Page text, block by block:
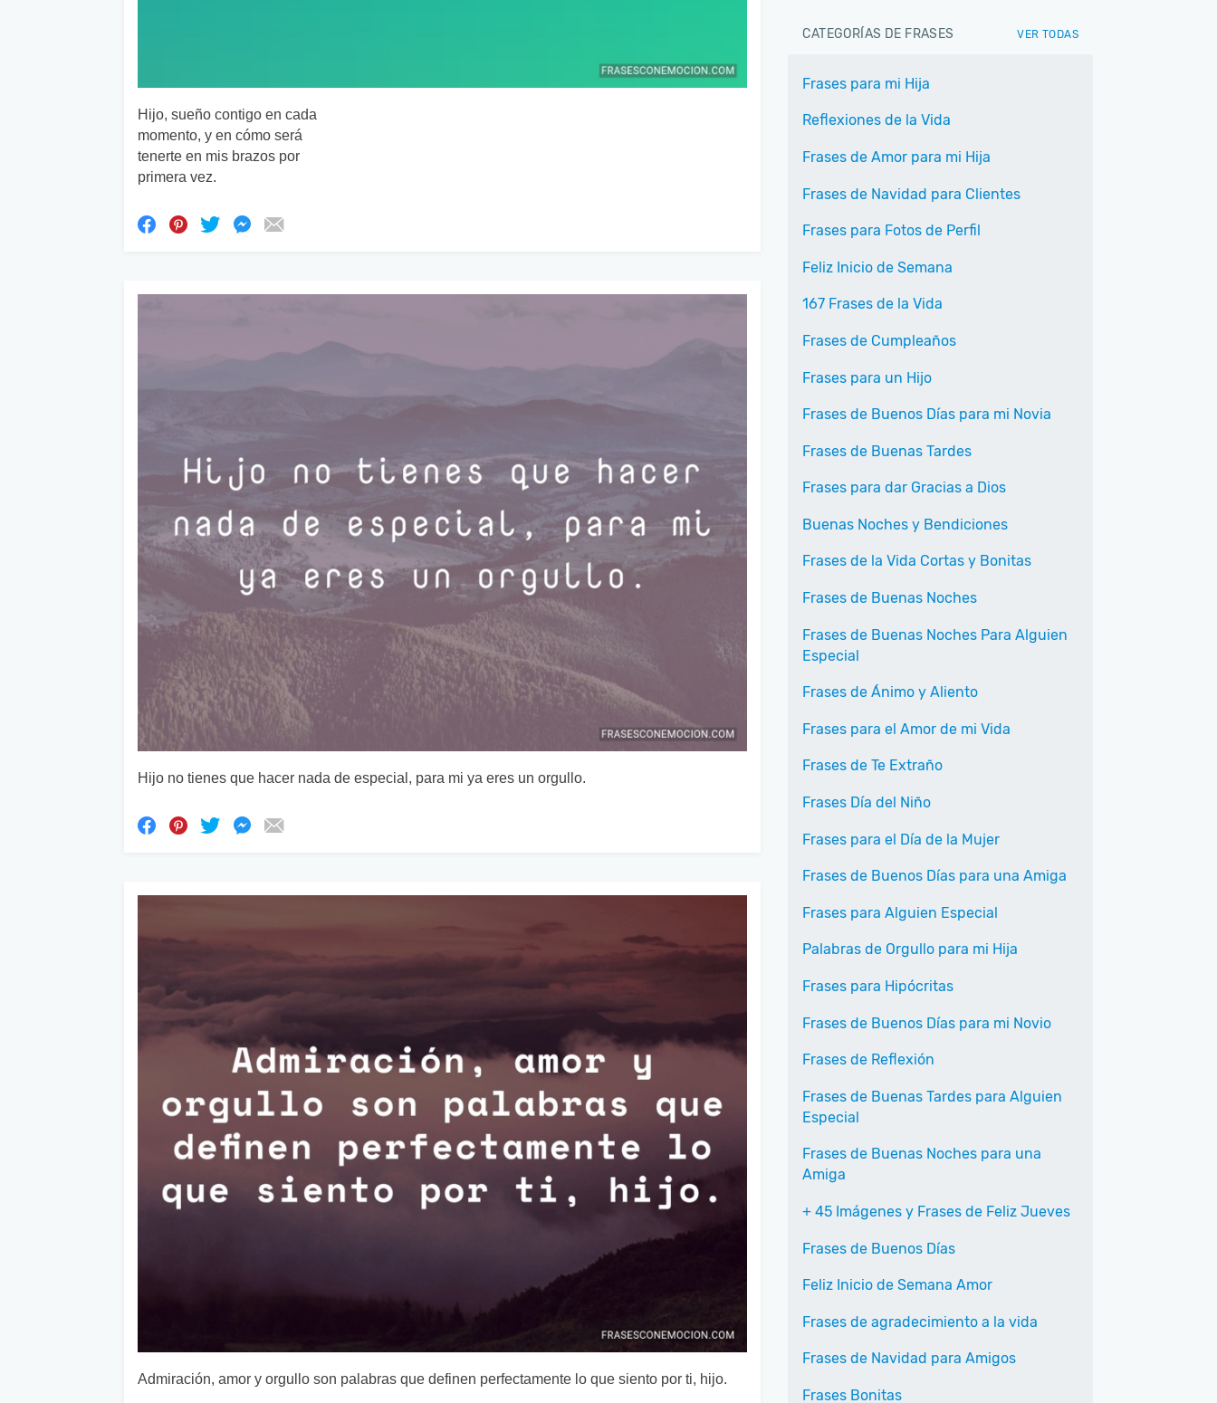
Hijo, sueño contigo en cada
momento, y en cómo será
tenerte en mis brazos por
primera vez.
Hijo no tienes que hacer nada de especial, para mi ya eres un orgullo.
Admiración, amor y orgullo son palabras que definen perfectamente lo que siento por ti, hijo.
CATEGORÍAS DE FRASES VER TODAS
Frases para mi Hija
Reflexiones de la Vida
Frases de Amor para mi Hija
Frases de Navidad para Clientes
Frases para Fotos de Perfil
Feliz Inicio de Semana
167 Frases de la Vida
Frases de Cumpleaños
Frases para un Hijo
Frases de Buenos Días para mi Novia
Frases de Buenas Tardes
Frases para dar Gracias a Dios
Buenas Noches y Bendiciones
Frases de la Vida Cortas y Bonitas
Frases de Buenas Noches
Frases de Buenas Noches Para Alguien
Especial
Frases de Ánimo y Aliento
Frases para el Amor de mi Vida
Frases de Te Extraño
Frases Día del Niño
Frases para el Día de la Mujer
Frases de Buenos Días para una Amiga
Frases para Alguien Especial
Palabras de Orgullo para mi Hija
Frases para Hipócritas
Frases de Buenos Días para mi Novio
Frases de Reflexión
Frases de Buenas Tardes para Alguien
Especial
Frases de Buenas Noches para una
Amiga
+ 45 Imágenes y Frases de Feliz Jueves
Frases de Buenos Días
Feliz Inicio de Semana Amor
Frases de agradecimiento a la vida
Frases de Navidad para Amigos
Frases Bonitas